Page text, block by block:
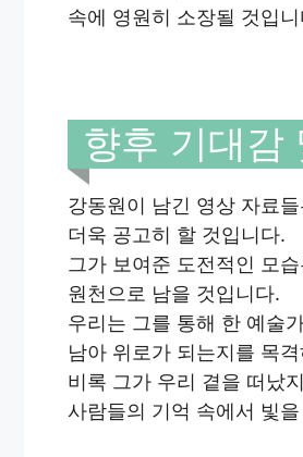
속에 영원히 소장될 것입
향후 기대감
강동원이 남긴 영상 자료
더욱 공고히 할 것입니다.
그가 보여준 도전적인 모
원천으로 남을 것입니다.
우리는 그를 통해 한 예술
남아 위로가 되는지를 목
비록 그가 우리 곁을 떠났
사람들의 기억 속에서 빛